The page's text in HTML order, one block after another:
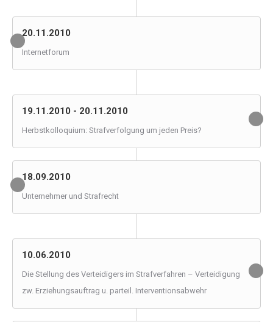
20.11.2010
Internetforum
19.11.2010 - 20.11.2010
Herbstkolloquium: Strafverfolgung um jeden Preis?
18.09.2010
Unternehmer und Strafrecht
10.06.2010
Die Stellung des Verteidigers im Strafverfahren – Verteidigung
zw. Erziehungsauftrag u. parteil. Interventionsabwehr